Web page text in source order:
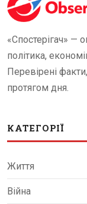
«Спостерігач» —
політика,
Перевірені
протягом дня.
КАТЕГОРІЇ
Життя
Війна